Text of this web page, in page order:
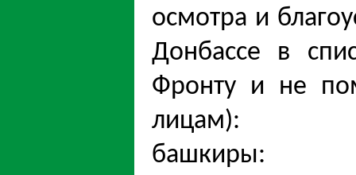
осмотра и
Донбассе в
Фронту и не
лицам):
башкиры: